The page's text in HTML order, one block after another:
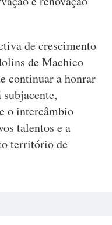
de crescimento
de Machico
continuar a honrar
o intercâmbio
talentos e a
território de